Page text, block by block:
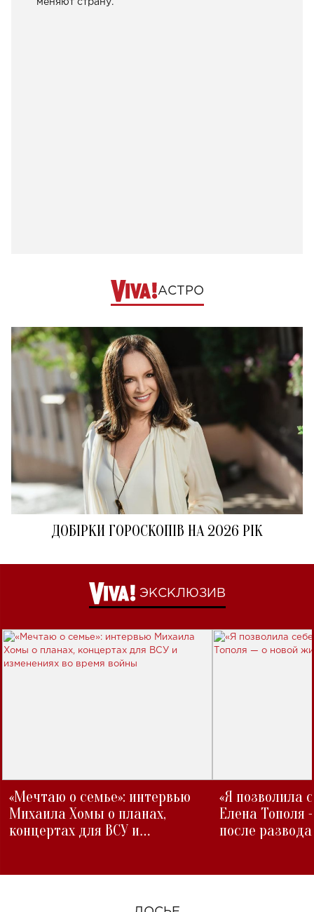
меняют страну.
АСТРО
ДОБІРКИ ГОРОСКОПІВ НА 2026 РІК
ЭКСКЛЮЗИВ
«Мечтаю о семье»: интервью
Михаила Хомы о планах,
концертах для ВСУ и
«Я позволила
Елена Тополя
после развода